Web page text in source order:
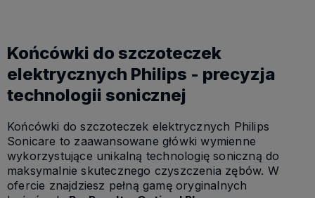
Końcówki do szczoteczek
elektrycznych Philips - precyzja
technologii sonicznej
Końcówki do szczoteczek elektrycznych Philips
Sonicare to zaawansowane główki wymienne
wykorzystujące unikalną technologię soniczną do
maksymalnie skutecznego czyszczenia zębów. W
ofercie znajdziesz pełną gamę oryginalnych